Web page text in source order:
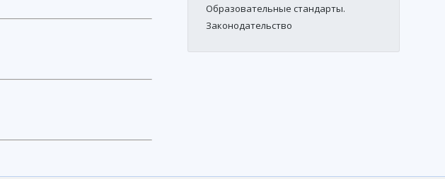
Образовательные стандарты.
Законодательство